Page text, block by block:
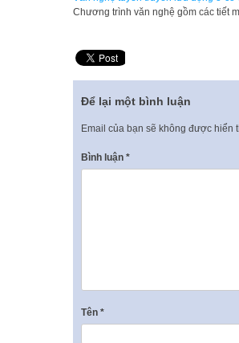
Chương trình văn nghệ gồm các tiết
Để lại một bình luận
Email của bạn sẽ không được hiển
Bình luận *
Tên *